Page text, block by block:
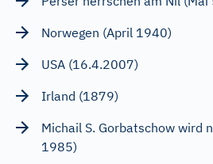
Norwegen (April 1940)
USA (16.4.2007)
Irland (1879)
Michail S. Gorbatschow wird
1985)